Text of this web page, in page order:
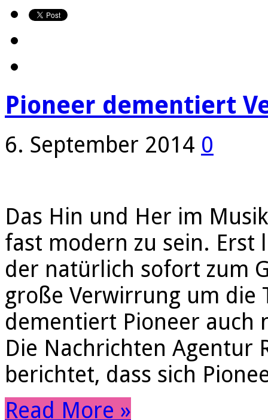
Pioneer dementiert
6. September 2014 0
Das Hin und Her im
fast modern zu sein. Erst
der natürlich sofort zum
große Verwirrung um die
dementiert Pioneer auch
Die Nachrichten Agentur
berichtet, dass sich
Read More »